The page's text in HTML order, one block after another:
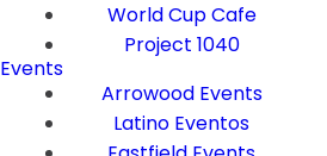
World Cup Cafe
Project 1040
Events
Arrowood Events
Latino Eventos